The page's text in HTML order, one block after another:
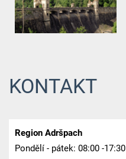
KONTAKT
Region Adršpach
Pondělí - pátek: 08:00 -17:30